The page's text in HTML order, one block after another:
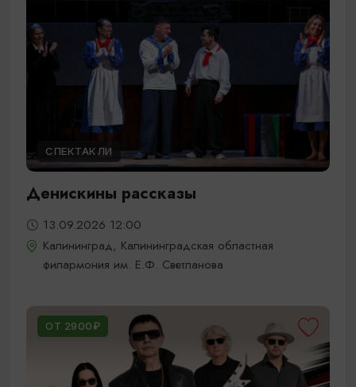
СПЕКТАКЛИ
Денискины рассказы
13.09.2026 12:00
Калининград, Калининградская областная
филармония им. Е.Ф. Светланова
ОТ 2900₽